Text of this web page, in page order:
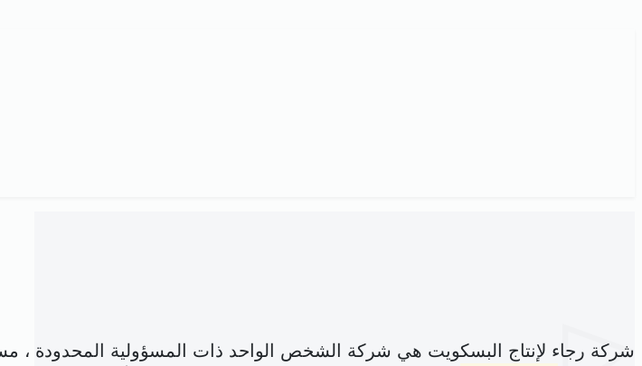
شركة رجاء لإنتاج البسكويت هي شركة الشخص الواحد ذات المسؤولية المحدودة ،